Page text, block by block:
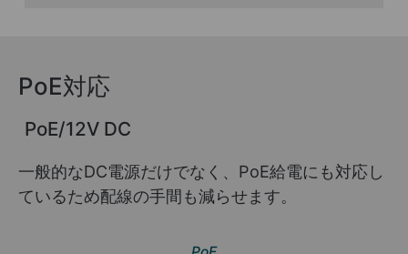
PoE対応
PoE/12V DC
一般的なDC電源だけでなく、PoE給電にも対応し
ているため配線の手間も減らせます。